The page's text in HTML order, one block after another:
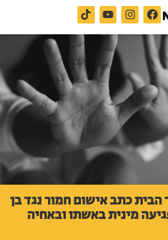
כתב אישום חמור נגד בן
פגיעה מינית באשתו ובאחיה